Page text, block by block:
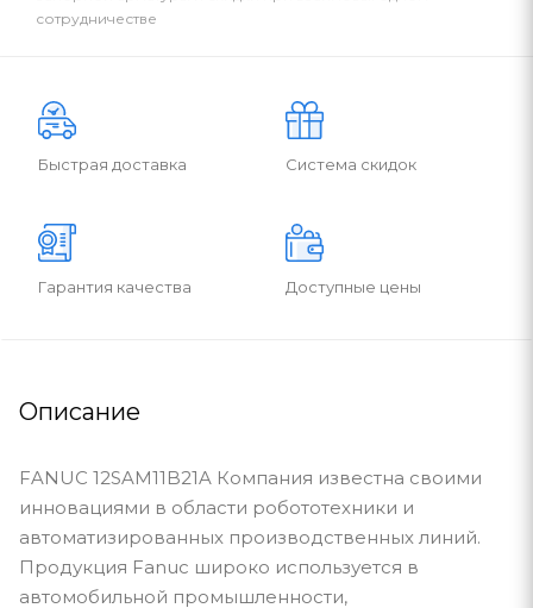
сотрудничестве
Быстрая доставка Система скидок
Гарантия качества Доступные цены
Описание
FANUC 12SAM11B21A Компания известна своими
инновациями в области робототехники и
автоматизированных производственных линий.
Продукция Fanuc широко используется в
автомобильной промышленности,